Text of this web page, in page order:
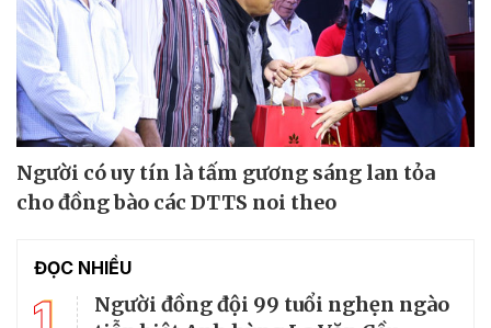
Người có uy tín là tấm gương sáng lan tỏa
cho đồng bào các DTTS noi theo
ĐỌC NHIỀU
Người đồng đội 99 tuổi nghẹn ngào